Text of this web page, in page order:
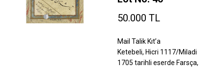
50.000 TL
Mail Talik Kıt’a
Ketebeli, Hicri 1117/Miladi
1705 tarihli eserde Farsça,